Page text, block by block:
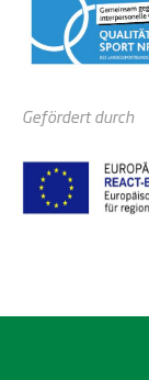
Gefördert durch